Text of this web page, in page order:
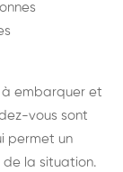
à embarquer et
vous sont
permet un
la situation.